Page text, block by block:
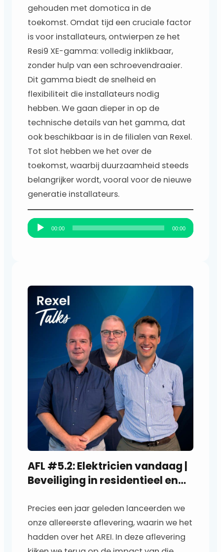
gehouden met domotica in de
toekomst. Omdat tijd een cruciale factor
is voor installateurs, ontwierpen ze het
Resi9 XE-gamma: volledig inklikbaar,
zonder hulp van een schroevendraaier.
Dit gamma biedt de snelheid en
flexibiliteit die installateurs nodig
hebben. We gaan dieper in op de
technische details van het gamma, dat
ook beschikbaar is in de filialen van Rexel.
Tot slot hebben we het over de
toekomst, waarbij duurzaamheid steeds
belangrijker wordt, vooral voor de nieuwe
generatie installateurs.
A
u
00:00 00:00
AFL #5.2: Elektricien vandaag |
Beveiliging in residentieel en
Precies een jaar geleden lanceerden we
onze allereerste aflevering, waarin we het
hadden over het AREI. In deze aflevering